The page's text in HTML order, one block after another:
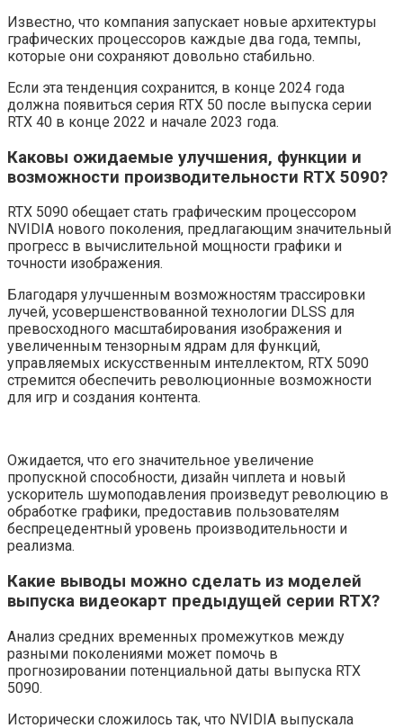
Известно, что компания запускает новые архитектуры
графических процессоров каждые два года, темпы,
которые они сохраняют довольно стабильно.
Если эта тенденция сохранится, в конце 2024 года
должна появиться серия RTX 50 после выпуска серии
RTX 40 в конце 2022 и начале 2023 года.
Каковы ожидаемые улучшения, функции и
возможности производительности RTX 5090?
RTX 5090 обещает стать графическим процессором
NVIDIA нового поколения, предлагающим значительный
прогресс в вычислительной мощности графики и
точности изображения.
Благодаря улучшенным возможностям трассировки
лучей, усовершенствованной технологии DLSS для
превосходного масштабирования изображения и
увеличенным тензорным ядрам для функций,
управляемых искусственным интеллектом, RTX 5090
стремится обеспечить революционные возможности
для игр и создания контента.
Ожидается, что его значительное увеличение
пропускной способности, дизайн чиплета и новый
ускоритель шумоподавления произведут революцию в
обработке графики, предоставив пользователям
беспрецедентный уровень производительности и
реализма.
Какие выводы можно сделать из моделей
выпуска видеокарт предыдущей серии RTX?
Анализ средних временных промежутков между
разными поколениями может помочь в
прогнозировании потенциальной даты выпуска RTX
5090.
Исторически сложилось так, что NVIDIA выпускала